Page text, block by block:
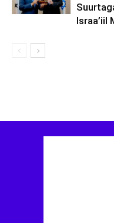
Israa’iil